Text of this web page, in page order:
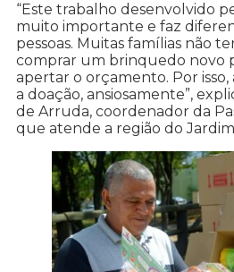
“Este trabalho desenvolvido
muito importante e faz
pessoas. Muitas famílias não
comprar um brinquedo novo
apertar o orçamento. Por isso,
a doação, ansiosamente”,
de Arruda, coordenador da
que atende a região do Jardim